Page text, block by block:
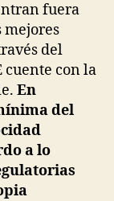
fuera
mejores
del
cuente con la
En
del
a lo